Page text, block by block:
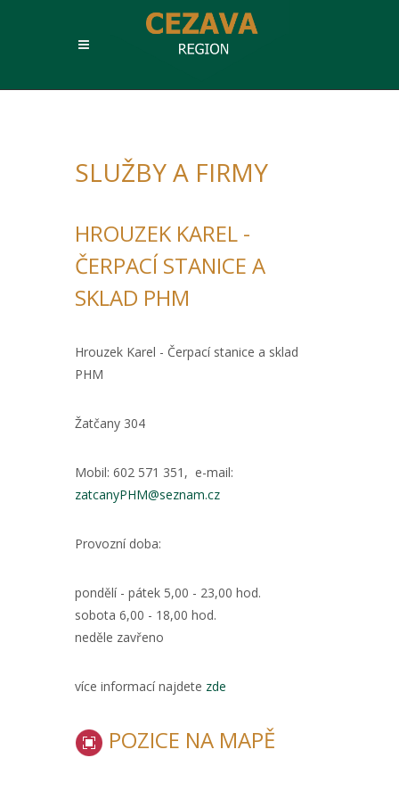
SLUŽBY A FIRMY
HROUZEK KAREL -
ČERPACÍ STANICE A
SKLAD PHM
Hrouzek Karel - Čerpací stanice a sklad
PHM
Žatčany 304
Mobil: 602 571 351, e-mail:
zatcanyPHM@seznam.cz
Provozní doba:
pondělí - pátek 5,00 - 23,00 hod.
sobota 6,00 - 18,00 hod.
neděle zavřeno
více informací najdete zde
POZICE NA MAPĚ